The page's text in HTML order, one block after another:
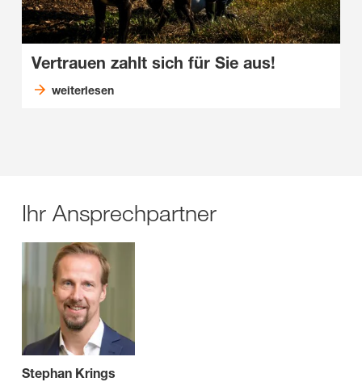
Vertrauen zahlt sich für Sie aus!
weiterlesen
Ihr Ansprechpartner
Stephan Krings